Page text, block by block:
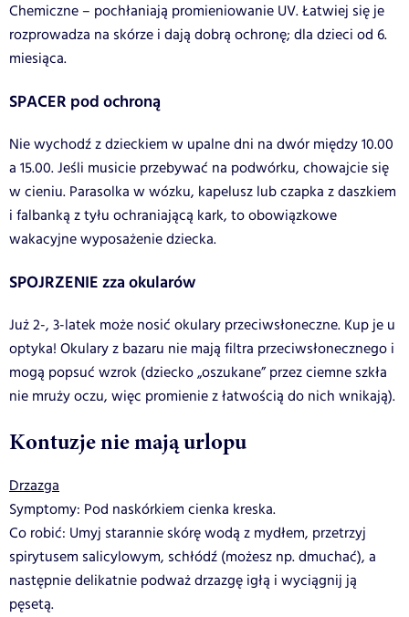
Chemiczne – pochłaniają promieniowanie UV. Łatwiej się je
rozprowadza na skórze i dają dobrą ochronę; dla dzieci od 6.
miesiąca.
SPACER pod ochroną
Nie wychodź z dzieckiem w upalne dni na dwór między 10.00
a 15.00. Jeśli musicie przebywać na podwórku, chowajcie się
w cieniu. Parasolka w wózku, kapelusz lub czapka z daszkiem
i falbanką z tyłu ochraniającą kark, to obowiązkowe
wakacyjne wyposażenie dziecka.
SPOJRZENIE zza okularów
Już 2-, 3-latek może nosić okulary przeciwsłoneczne. Kup je u
optyka! Okulary z bazaru nie mają filtra przeciwsłonecznego i
mogą popsuć wzrok (dziecko „oszukane” przez ciemne szkła
nie mruży oczu, więc promienie z łatwością do nich wnikają).
Kontuzje nie mają urlopu
Drzazga
Symptomy: Pod naskórkiem cienka kreska.
Co robić: Umyj starannie skórę wodą z mydłem, przetrzyj
spirytusem salicylowym, schłódź (możesz np. dmuchać), a
następnie delikatnie podważ drzazgę igłą i wyciągnij ją
pęsetą.